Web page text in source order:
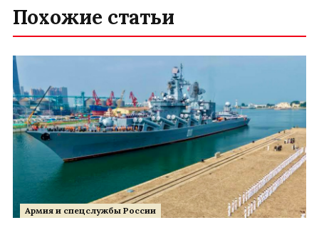
Похожие статьи
Армия и спецслужбы России